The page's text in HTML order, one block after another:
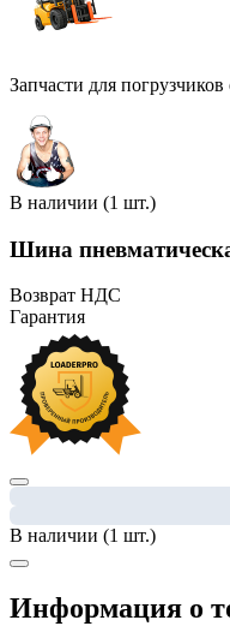
Запчасти для
В наличии (1 шт.)
Шина
Возврат НДС
Гарантия
В наличии (1 шт.)
Информация о